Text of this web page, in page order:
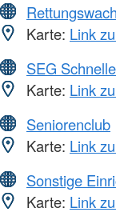
Karte: Link
SEG
Karte: Link
Seniorenclub
Karte: Link
Sonstige
Karte: Link